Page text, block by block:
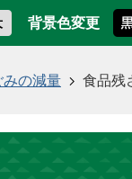
背景色変更
みの減量 食品残